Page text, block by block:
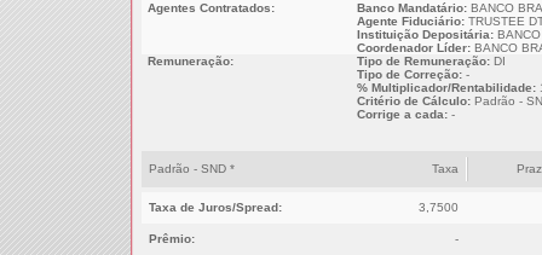
Agentes Contratados:
Banco Mandatário:BANCO
Agente Fiduciário:TRUSTEE
Instituição Depositária:BANCO
Coordenador Líder:BANCO
Remuneração:
Tipo de Remuneração:DI
Tipo de Correção:-
% Multiplicador/Rentabilidade:
Critério de Cálculo:Padrão -
Corrige a cada:-
Padrão - SND * Taxa
Taxa de Juros/Spread: 3,7500
Prêmio: -